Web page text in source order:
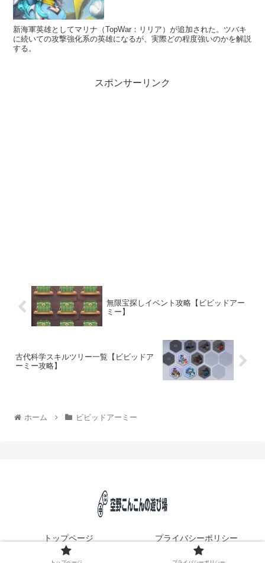
新海軍英雄としてマリナ（TopWar：リリア）が追加された。ツバキ
に続いての攻撃強化系の英雄になるが、実際どの程度強いのかを解説
する。
スポンサーリンク
無限宝探しイベント攻略【ビビッドアー
ミー】
古代科学スキルツリー一覧【ビビッドア
ーミー攻略】
ホーム ビビッドアーミー
トップページ プライバシーポリシー
© 2020 空野こんこんの遊び場.